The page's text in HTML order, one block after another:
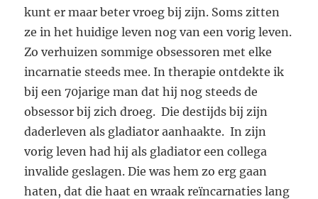
kunt er maar beter vroeg bij zijn. Soms zitten
ze in het huidige leven nog van een vorig leven.
Zo verhuizen sommige obsessoren met elke
incarnatie steeds mee. In therapie ontdekte ik
bij een 70jarige man dat hij nog steeds de
obsessor bij zich droeg. Die destijds bij zijn
daderleven als gladiator aanhaakte. In zijn
vorig leven had hij als gladiator een collega
invalide geslagen. Die was hem zo erg gaan
haten, dat die haat en wraak reïncarnaties lang